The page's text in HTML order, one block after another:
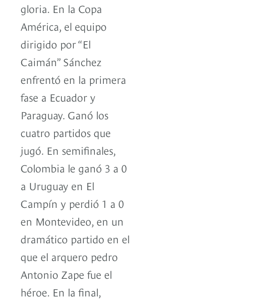
gloria. En la Copa
América, el equipo
dirigido por “El
Caimán” Sánchez
enfrentó en la primera
fase a Ecuador y
Paraguay. Ganó los
cuatro partidos que
jugó. En semifinales,
Colombia le ganó 3 a 0
a Uruguay en El
Campín y perdió 1 a 0
en Montevideo, en un
dramático partido en el
que el arquero pedro
Antonio Zape fue el
héroe. En la final,